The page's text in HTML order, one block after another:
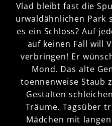
Vlad bleibt fast die
urwaldähnlichen Park
es ein Schloss? Auf
auf keinen Fall will
verbringen! Er
Mond. Das alte
toennenweise Staub
Gestalten
Träume. Tagsüber
Mädchen mit